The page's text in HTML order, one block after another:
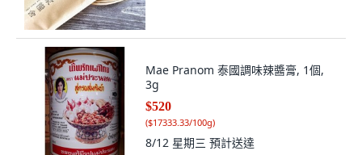
Mae Pranom 泰國調味辣醬膏, 1個,
3g
$520
($17333.33/100g)
8/12 星期三 預計送達